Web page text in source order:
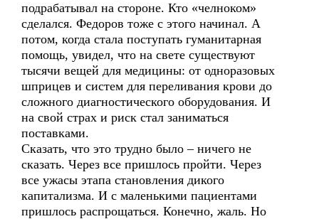
подрабатывал на стороне. Кто «челноком»
сделался. Федоров тоже с этого начинал. А
потом, когда стала поступать гуманитарная
помощь, увидел, что на свете существуют
тысячи вещей для медицины: от одноразовых
шприцев и систем для переливания крови до
сложного диагностического оборудования. И
на свой страх и риск стал заниматься
поставками.
Сказать, что это трудно было – ничего не
сказать. Через все пришлось пройти. Через
все ужасы этапа становления дикого
капитализма. И с маленькими пациентами
пришлось распрощаться. Конечно, жаль. Но